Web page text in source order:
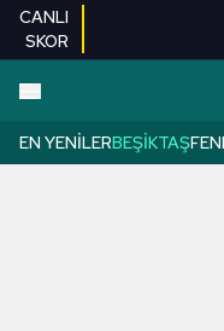
CANLI
SKOR
EN YENILERBEŞIKTAŞ